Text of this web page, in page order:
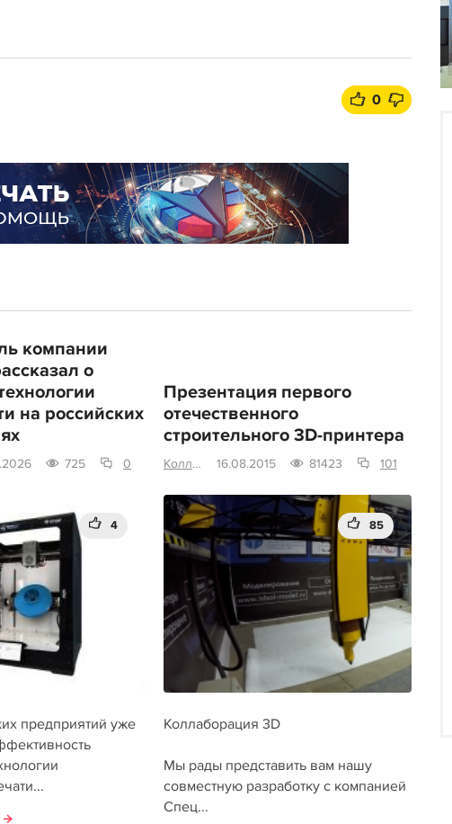
0
компании
о
на российских
725 0
4
предприятий уже
Презентация первого
отечественного
строительного 3D-принтера
Коллаборация 3D 16.08.2015 81423 101
85
Коллаборация 3D
Мы рады представить вам нашу
совместную разработку с компанией
Спец...